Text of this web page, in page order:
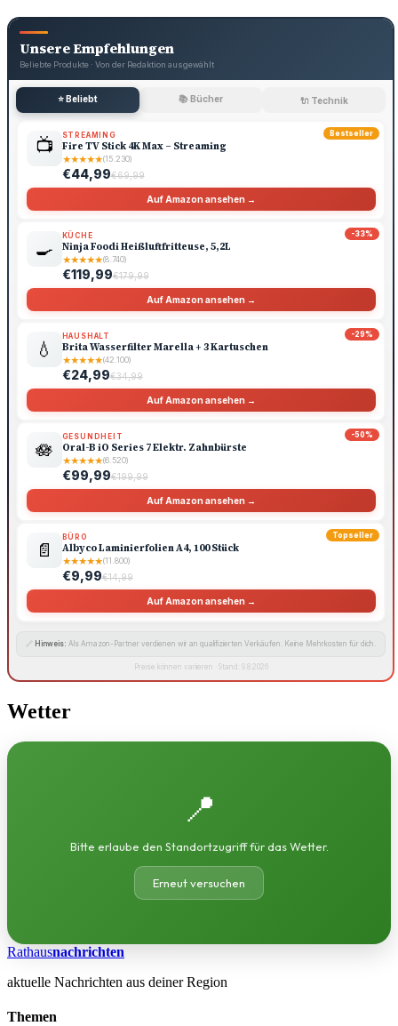
Unsere Empfehlungen
Beliebte Produkte · Von der Redaktion ausgewählt
⭐ Beliebt 📚 Bücher 🔌 Technik
Bestseller
📺 STREAMING
Fire TV Stick 4K Max – Streaming
★★★★★(15.230)
€44,99€69,99
Auf Amazon ansehen →
-33%
🍳
KÜCHE
Ninja Foodi Heißluftfritteuse, 5,2L
★★★★★(8.740)
€119,99€179,99
Auf Amazon ansehen →
-29%
💧
HAUSHALT
Brita Wasserfilter Marella + 3 Kartuschen
★★★★★(42.100)
€24,99€34,99
Auf Amazon ansehen →
-50%
🪷
GESUNDHEIT
Oral-B iO Series 7 Elektr. Zahnbürste
★★★★★(6.520)
€99,99€199,99
Auf Amazon ansehen →
Topseller
📄
BÜRO
Albyco Laminierfolien A4, 100 Stück
★★★★★(11.800)
€9,99€14,99
Auf Amazon ansehen →
🔗 Hinweis: Als Amazon-Partner verdienen wir an qualifizierten Verkäufen. Keine Mehrkosten für dich.
Preise können variieren · Stand: 9.8.2026
Wetter
📍
Bitte erlaube den Standortzugriff für das Wetter.
Erneut versuchen
Rathausnachrichten
aktuelle Nachrichten aus deiner Region
Themen